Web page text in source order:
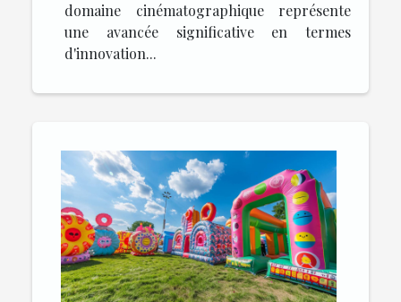
domaine cinématographique représente
une avancée significative en termes
d'innovation...